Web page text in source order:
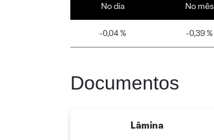
No dia No mês
-0,04 % -0,39 %
Documentos
Lâmina